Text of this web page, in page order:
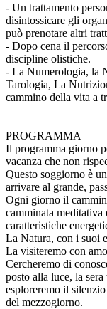
- Un trattamento
disintossicare gli
può prenotare altri
- Dopo cena il
discipline olistiche.
- La Numerologia, la
Tarologia, La
cammino della vita a
PROGRAMMA
Il programma giorno
vacanza che non
Questo soggiorno è
arrivare al grande,
Ogni giorno il
camminata
caratteristiche
La Natura, con i suoi
La visiteremo con
Cercheremo di
posto alla luce, la
esploreremo il
del mezzogiorno.